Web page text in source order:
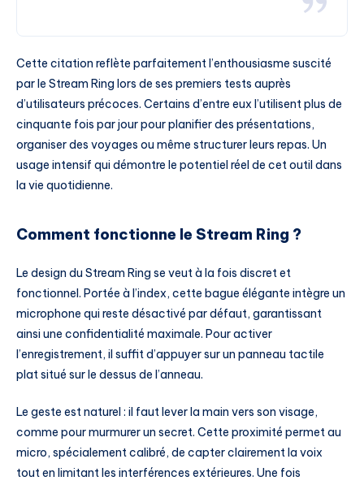
Cette citation reflète parfaitement l’enthousiasme suscité
par le Stream Ring lors de ses premiers tests auprès
d’utilisateurs précoces. Certains d’entre eux l’utilisent plus de
cinquante fois par jour pour planifier des présentations,
organiser des voyages ou même structurer leurs repas. Un
usage intensif qui démontre le potentiel réel de cet outil dans
la vie quotidienne.
Comment fonctionne le Stream Ring ?
Le design du Stream Ring se veut à la fois discret et
fonctionnel. Portée à l’index, cette bague élégante intègre un
microphone qui reste désactivé par défaut, garantissant
ainsi une confidentialité maximale. Pour activer
l’enregistrement, il suffit d’appuyer sur un panneau tactile
plat situé sur le dessus de l’anneau.
Le geste est naturel : il faut lever la main vers son visage,
comme pour murmurer un secret. Cette proximité permet au
micro, spécialement calibré, de capter clairement la voix
tout en limitant les interférences extérieures. Une fois